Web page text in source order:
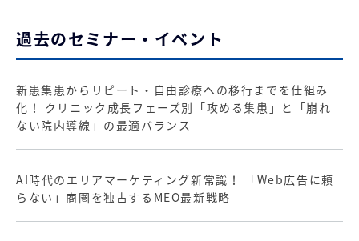
過去のセミナー・イベント
新患集患からリピート・自由診療への移行までを仕組み
化！ クリニック成長フェーズ別「攻める集患」と「崩れ
ない院内導線」の最適バランス
AI時代のエリアマーケティング新常識！ 「Web広告に頼
らない」商圏を独占するMEO最新戦略